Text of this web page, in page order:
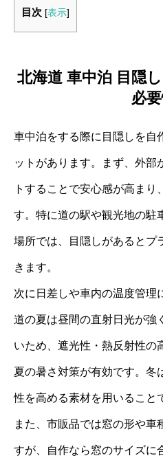
目次 [表示]
北海道 車中泊 目隠
必
車中泊をする際に目隠しを自
ットがあります。まず、外部
トすることで安心感が高まり
す。特に道の駅や観光地の駐
場所では、目隠しがあるとプ
きます。
次に日差しや車内の温度管理
道の夏は昼間の直射日光が強
いため、遮光性・熱反射性の
夏の暑さ対策が有効です。冬
性を高める素材を用いること
また、市販品では窓の形や車
すが、自作なら窓のサイズに